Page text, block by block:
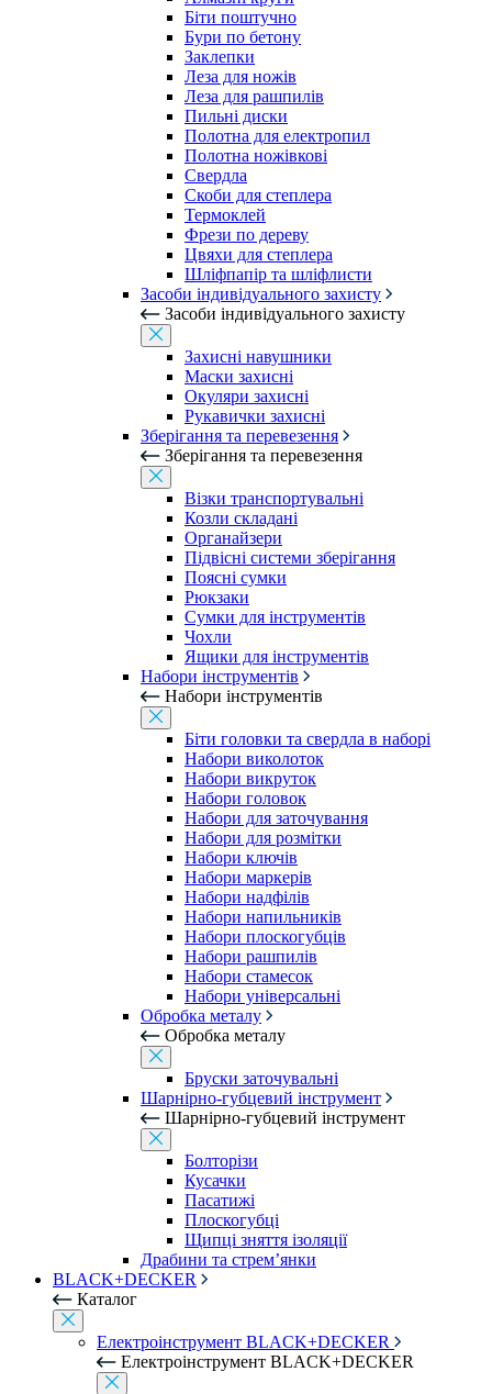
Біти поштучно
Бури по бетону
Заклепки
Леза для ножів
Леза для рашпилів
Пильні диски
Полотна для електропил
Полотна ножівкові
Свердла
Скоби для степлера
Термоклей
Фрези по дереву
Цвяхи для степлера
Шліфпапір та шліфлисти
Засоби індивідуального захисту
Засоби індивідуального захисту
Захисні навушники
Маски захисні
Окуляри захисні
Рукавички захисні
Зберігання та перевезення
Зберігання та перевезення
Візки транспортувальні
Козли складані
Органайзери
Підвісні системи зберігання
Поясні сумки
Рюкзаки
Сумки для інструментів
Чохли
Ящики для інструментів
Набори інструментів
Набори інструментів
Біти головки та свердла в наборі
Набори виколоток
Набори викруток
Набори головок
Набори для заточування
Набори для розмітки
Набори ключів
Набори маркерів
Набори надфілів
Набори напильників
Набори плоскогубців
Набори рашпилів
Набори стамесок
Набори універсальні
Обробка металу
Обробка металу
Бруски заточувальні
Шарнірно-губцевий інструмент
Шарнірно-губцевий інструмент
Болторізи
Кусачки
Пасатижі
Плоскогубці
Щипці зняття ізоляції
Драбини та стрем’янки
BLACK+DECKER
Каталог
Електроінструмент BLACK+DECKER
Електроінструмент BLACK+DECKER